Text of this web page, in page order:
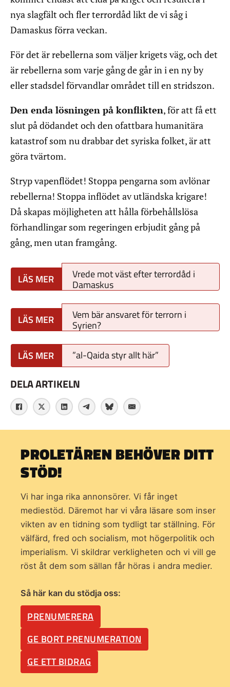
nya slagfält och fler terrordåd likt de vi såg i
Damaskus förra veckan.
För det är rebellerna som väljer krigets väg, och det
är rebellerna som varje gång de går in i en ny by
eller stadsdel förvandlar området till en stridszon.
Den enda lösningen på konflikten, för att få ett
slut på dödandet och den ofattbara humanitära
katastrof som nu drabbar det syriska folket, är att
göra tvärtom.
Stryp vapenflödet! Stoppa pengarna som avlönar
rebellerna! Stoppa inflödet av utländska krigare!
Då skapas möjligheten att hålla förbehållslösa
förhandlingar som regeringen erbjudit gång på
gång, men utan framgång.
Vrede mot väst efter terrordåd i
Damaskus
Vem bär ansvaret för terrorn i
Syrien?
”al-Qaida styr allt här”
DELA ARTIKELN
PROLETÄREN BEHÖVER DITT
STÖD!
Vi har inga rika annonsörer. Vi får inget
mediestöd. Däremot har vi våra läsare som inser
vikten av en tidning som tydligt tar ställning. För
välfärd, fred och socialism, mot högerpolitik och
imperialism. Vi skildrar verkligheten och vi vill ge
röst åt dem som sällan får höras i andra medier.
Så här kan du stödja oss:
PRENUMERERA
GE BORT PRENUMERATION
GE ETT BIDRAG